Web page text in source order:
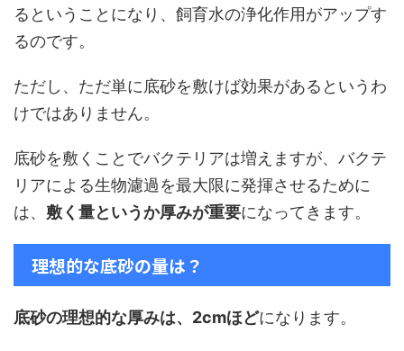
るということになり、飼育水の浄化作用がアップす
るのです。
ただし、ただ単に底砂を敷けば効果があるというわ
けではありません。
底砂を敷くことでバクテリアは増えますが、バクテ
リアによる生物濾過を最大限に発揮させるために
は、 敷く量というか厚みが重要になってきます。
理想的な底砂の量は？
底砂の理想的な厚みは、2cmほどになります。